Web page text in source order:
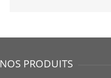
NOS PRODUITS